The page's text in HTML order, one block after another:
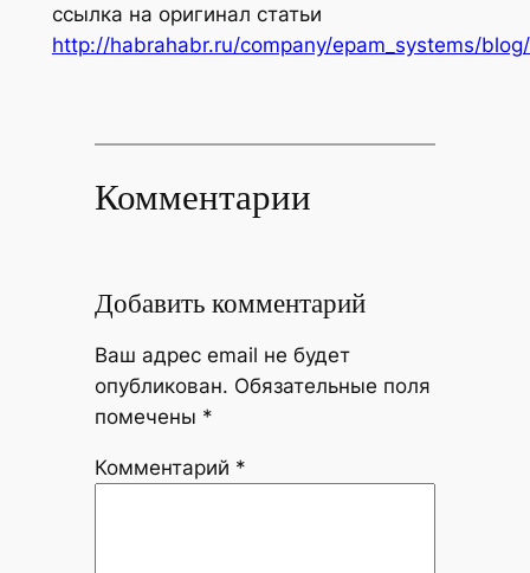
ссылка на оригинал статьи
http://habrahabr.ru/company/epam_systems/
Комментарии
Добавить комментарий
Ваш адрес email не будет
опубликован. Обязательные поля
помечены *
Комментарий *